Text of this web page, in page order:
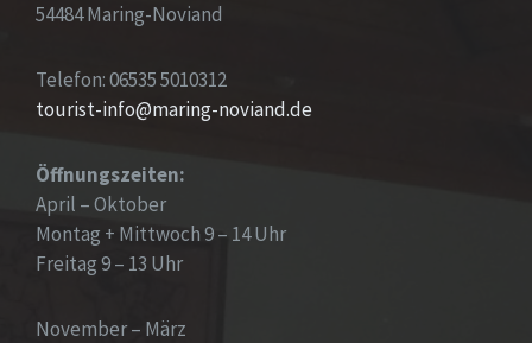
54484 Maring-Noviand
Telefon: 06535 5010312
tourist-info@maring-noviand.de
Öffnungszeiten:
April – Oktober
Montag + Mittwoch 9 – 14 Uhr
Freitag 9 – 13 Uhr
November – März